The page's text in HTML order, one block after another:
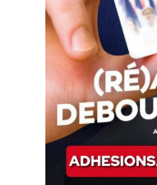
IN
PHOTO
VIEW